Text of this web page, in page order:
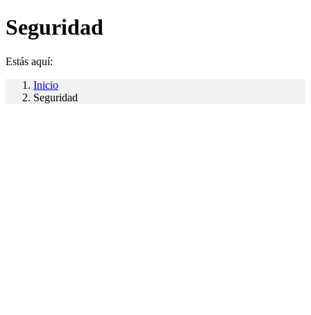
Seguridad
Estás aquí:
Inicio
Seguridad